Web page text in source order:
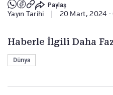
Paylaş
Yayın Tarihi 20 Mart, 2024 -
Haberle İlgili Daha
Dünya